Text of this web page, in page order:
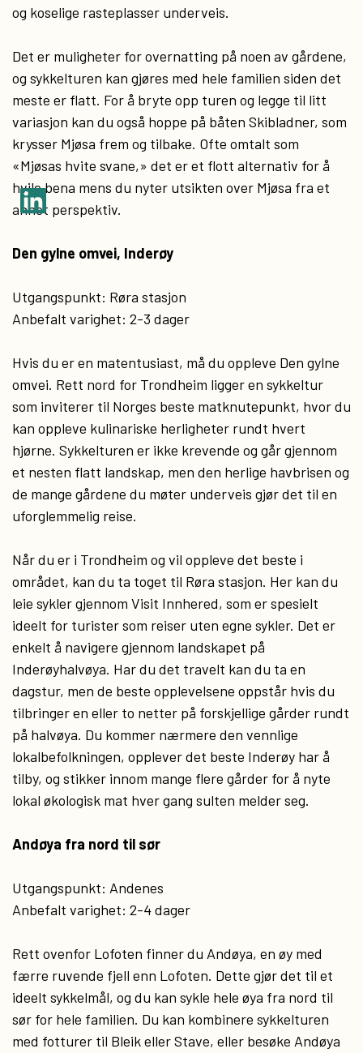
og koselige rasteplasser underveis.
Det er muligheter for overnatting på noen av gårdene,
og sykkelturen kan gjøres med hele familien siden det
meste er flatt. For å bryte opp turen og legge til litt
variasjon kan du også hoppe på båten Skibladner, som
krysser Mjøsa frem og tilbake. Ofte omtalt som
«Mjøsas hvite svane,» det er et flott alternativ for å
hvile bena mens du nyter utsikten over Mjøsa fra et
annet perspektiv.
Den gylne omvei, Inderøy
Utgangspunkt: Røra stasjon
Anbefalt varighet: 2-3 dager
Hvis du er en matentusiast, må du oppleve Den gylne
omvei. Rett nord for Trondheim ligger en sykkeltur
som inviterer til Norges beste matknutepunkt, hvor du
kan oppleve kulinariske herligheter rundt hvert
hjørne. Sykkelturen er ikke krevende og går gjennom
et nesten flatt landskap, men den herlige havbrisen og
de mange gårdene du møter underveis gjør det til en
uforglemmelig reise.
Når du er i Trondheim og vil oppleve det beste i
området, kan du ta toget til Røra stasjon. Her kan du
leie sykler gjennom Visit Innhered, som er spesielt
ideelt for turister som reiser uten egne sykler. Det er
enkelt å navigere gjennom landskapet på
Inderøyhalvøya. Har du det travelt kan du ta en
dagstur, men de beste opplevelsene oppstår hvis du
tilbringer en eller to netter på forskjellige gårder rundt
på halvøya. Du kommer nærmere den vennlige
lokalbefolkningen, opplever det beste Inderøy har å
tilby, og stikker innom mange flere gårder for å nyte
lokal økologisk mat hver gang sulten melder seg.
Andøya fra nord til sør
Utgangspunkt: Andenes
Anbefalt varighet: 2-4 dager
Rett ovenfor Lofoten finner du Andøya, en øy med
færre ruvende fjell enn Lofoten. Dette gjør det til et
ideelt sykkelmål, og du kan sykle hele øya fra nord til
sør for hele familien. Du kan kombinere sykkelturen
med fotturer til Bleik eller Stave, eller besøke Andøya